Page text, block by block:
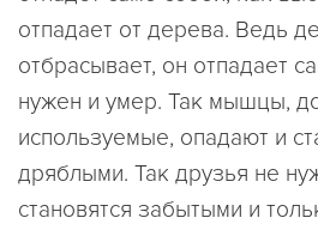
отпадает от дерева. Ведь
отбрасывает, он отпадает
нужен и умер. Так мышцы,
используемые, опадают и
дряблыми. Так друзья не
становятся забытыми и